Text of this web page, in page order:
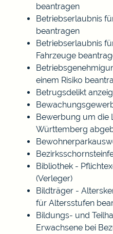
beantragen
Betriebserlaubnis
beantragen
Betriebserlaubnis
Fahrzeuge
einem Risiko
Betrugsdelikt
Bewerbung um die
Württemberg
Bibliothek -
(Verleger)
Bildträger -
für Altersstufen
Bildungs- und
Erwachsene bei